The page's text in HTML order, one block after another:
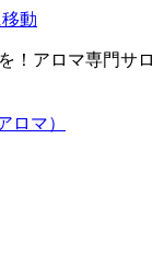
動
！アロマ専門サロ